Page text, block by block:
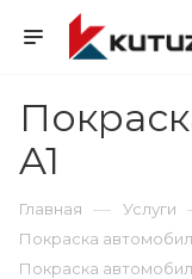
A1
Главная — Услуги
Покраска
Покраска